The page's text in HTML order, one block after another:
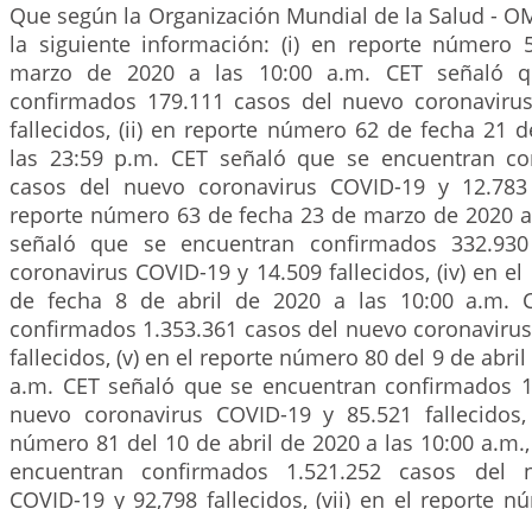
Que según la Organización Mundial de la Salud -
la siguiente información: (i) en reporte número
marzo de 2020 a las 10:00 a.m. CET señaló
confirmados 179.111 casos del nuevo
fallecidos, (ii) en reporte número 62 de fecha 21
las 23:59 p.m. CET señaló que se encuentran
casos del nuevo coronavirus COVID-19 y
reporte número 63 de fecha 23 de marzo de 2020
señaló que se encuentran confirmados
coronavirus COVID-19 y 14.509 fallecidos, (iv) en
de fecha 8 de abril de 2020 a las 10:00 a.m.
confirmados 1.353.361 casos del nuevo
fallecidos, (v) en el reporte número 80 del 9 de abril
a.m. CET señaló que se encuentran confirmados
nuevo coronavirus COVID-19 y 85.521
número 81 del 10 de abril de 2020 a las 10:00
encuentran confirmados 1.521.252 casos del
COVID-19 y 92,798 fallecidos, (vii) en el reporte